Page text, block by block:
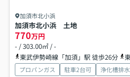
加須市北小浜
加須市北小浜 土地
770万円
- / 303.00㎡ / -
東武伊勢崎線「加須」駅 徒歩26分
プロパンガス 駐車2台可 浄化槽排水